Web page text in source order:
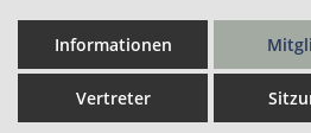
Informationen
Vertreter